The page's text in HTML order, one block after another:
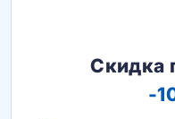
Скидка
-